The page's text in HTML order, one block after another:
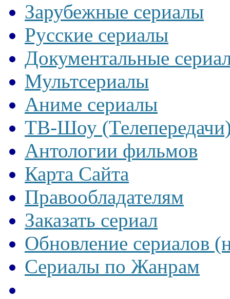
Зарубежные сериалы
Русские сериалы
Документальные
Мультсериалы
Аниме сериалы
ТВ-Шоу
Антологии фильмов
Карта Сайта
Правообладателям
Заказать сериал
Обновление сериалов
Сериалы по Жанрам